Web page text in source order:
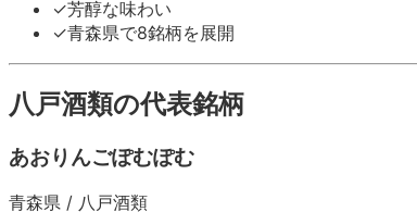
✓芳醇な味わい
✓青森県で8銘柄を展開
八戸酒類の代表銘柄
あおりんごぽむぽむ
青森県 / 八戸酒類